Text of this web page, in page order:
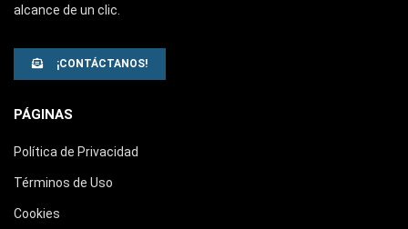
alcance de un clic.
¡CONTÁCTANOS!
PÁGINAS
Política de Privacidad
Términos de Uso
Cookies